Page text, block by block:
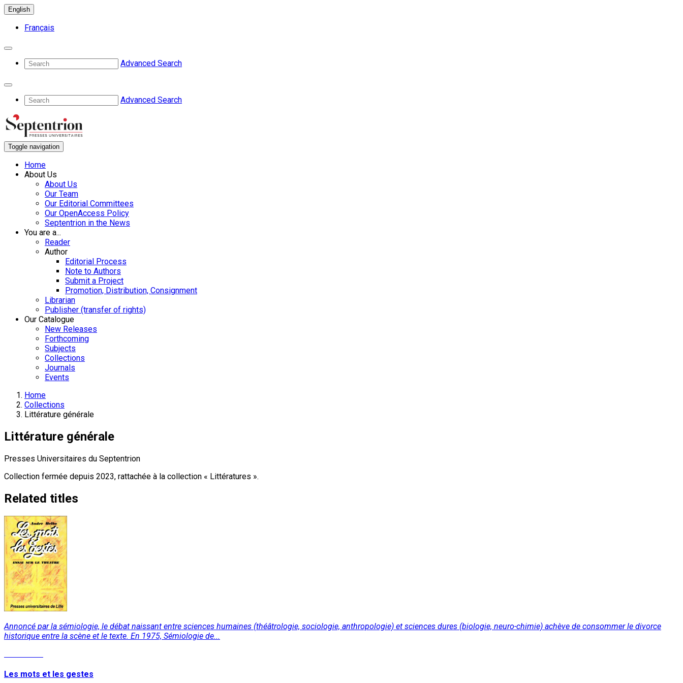
English
Français
Advanced Search
Advanced Search
Toggle navigation
Home
About Us
About Us
Our Team
Our Editorial Committees
Our OpenAccess Policy
Septentrion in the News
You are a...
Reader
Author
Editorial Process
Note to Authors
Submit a Project
Promotion, Distribution, Consignment
Librarian
Publisher (transfer of rights)
Our Catalogue
New Releases
Forthcoming
Subjects
Collections
Journals
Events
Home
Collections
Littérature générale
Littérature générale
Presses Universitaires du Septentrion
Collection fermée depuis 2023, rattachée à la collection « Littératures ».
Related titles
Annoncé par la sémiologie, le débat naissant entre sciences humaines (théâtrologie, sociologie, anthropologie) et sciences dures (biologie, neuro-chimie) achève de consommer le divorce
historique entre la scène et le texte. En 1975, Sémiologie de...
Les mots et les gestes